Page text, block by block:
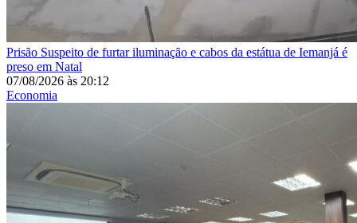
Prisão Suspeito de furtar iluminação e cabos da estátua de Iemanjá é
preso em Natal
07/08/2026 às 20:12
Economia